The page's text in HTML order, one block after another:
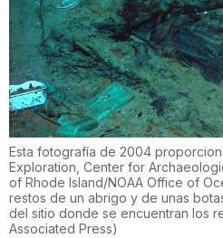
Esta fotografía de 2004
Exploration, Center for
of Rhode Island/NOAA Office of
restos de un abrigo y de unas
del sitio donde se encuentran los
Associated Press)